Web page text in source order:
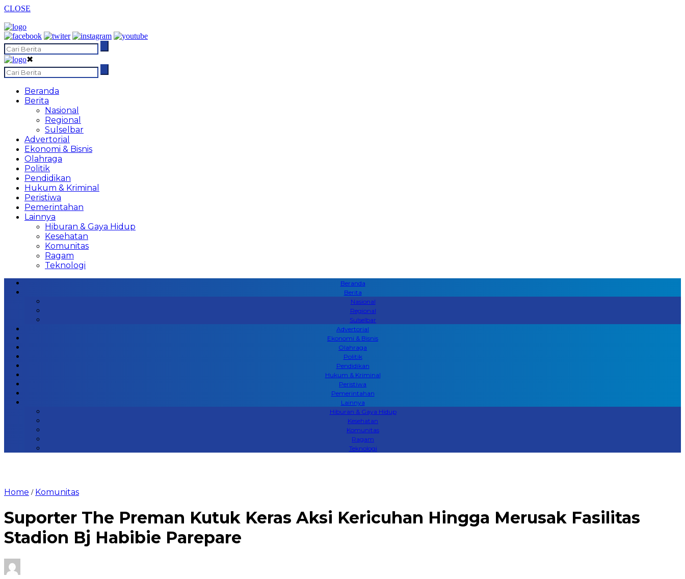
CLOSE
✖
Beranda
Berita
Nasional
Regional
Sulselbar
Advertorial
Ekonomi & Bisnis
Olahraga
Politik
Pendidikan
Hukum & Kriminal
Peristiwa
Pemerintahan
Lainnya
Hiburan & Gaya Hidup
Kesehatan
Komunitas
Ragam
Teknologi
Beranda
Berita
Nasional
Regional
Sulselbar
Advertorial
Ekonomi & Bisnis
Olahraga
Politik
Pendidikan
Hukum & Kriminal
Peristiwa
Pemerintahan
Lainnya
Hiburan & Gaya Hidup
Kesehatan
Komunitas
Ragam
Teknologi
Home / Komunitas
Suporter The Preman Kutuk Keras Aksi Kericuhan Hingga Merusak Fasilitas
Stadion Bj Habibie Parepare